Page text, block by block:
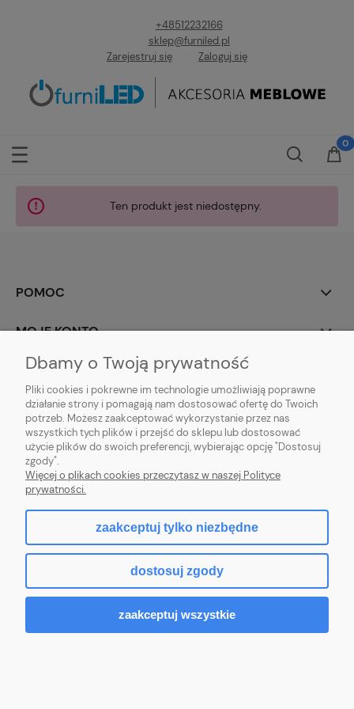
+48512232166
sklep@furniled.pl
Zarejestruj się
Zaloguj się
Ten produkt jest niedostępny.
POMOC
MOJE KONTO
PŁATNOŚCI I DOSTAWA
INFORMACJE
O NAS
pokaż pełną wersję strony
Sklep internetowy Shoper.pl
Dbamy o Twoją prywatność
Pliki cookies i pokrewne im technologie umożliwiają poprawne
działanie strony i pomagają nam dostosować ofertę do Twoich
potrzeb. Możesz zaakceptować wykorzystanie przez nas
wszystkich tych plików i przejść do sklepu lub dostosować
użycie plików do swoich preferencji, wybierając opcję "Dostosuj
zgody".
Więcej o plikach cookies przeczytasz w naszej Polityce
prywatności.
zaakceptuj tylko niezbędne
dostosuj zgody
zaakceptuj wszystkie